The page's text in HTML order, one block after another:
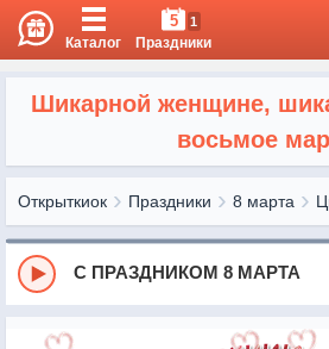
Каталог
5 1
Праздники
Шикарной женщине,
восьмое
Открыткиок Праздники 8 марта
С ПРАЗДНИКОМ 8 МАРТА